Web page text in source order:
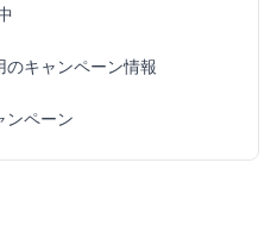
キャンペーン情報
ンペーン